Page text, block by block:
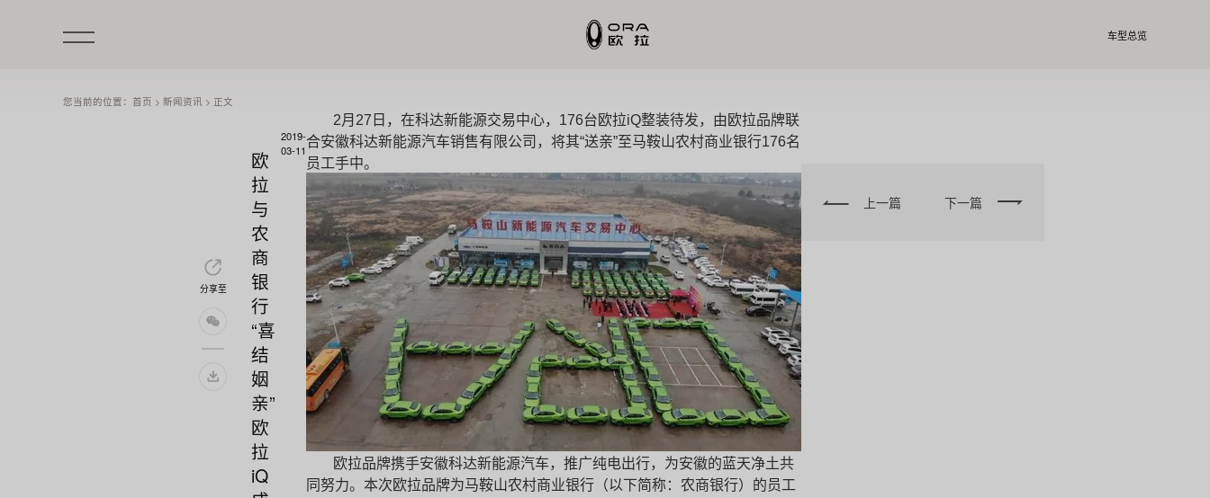
车型总览
您当前的位置： 首页 > 新闻资讯 > 正文
欧
拉
与
农
商
银
行
“喜
结
姻
亲”
欧
拉
iQ
2019-
03-11
2月27日，在科达新能源交易中心，176台欧拉iQ整装待发，由欧拉品牌联
合安徽科达新能源汽车销售有限公司，将其“送亲”至马鞍山农村商业银行176名
员工手中。
欧拉品牌携手安徽科达新能源汽车，推广纯电出行，为安徽的蓝天净土共
同努力。本次欧拉品牌为马鞍山农村商业银行（以下简称：农商银行）的员工
上一篇 下一篇
分享至